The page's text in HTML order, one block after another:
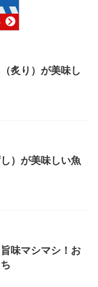
炙り）が美味し
）が美味しい魚
味マシマシ！お